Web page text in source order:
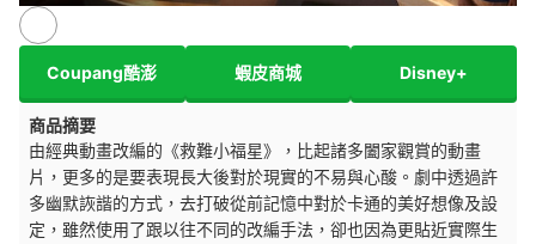
Coupang酷澎 蝦皮商城 Disney+
商品摘要
由經典動畫改編的《救難小福星》，比起諸多闔家觀賞的動畫
片，更多的是要表現長大後對於現實的不易與心酸。劇中透過許
多幽默詼諧的方式，去打破從前記憶中對於卡通的美好想像及設
定，雖然使用了跟以往不同的改編手法，卻也因為更貼近實際生